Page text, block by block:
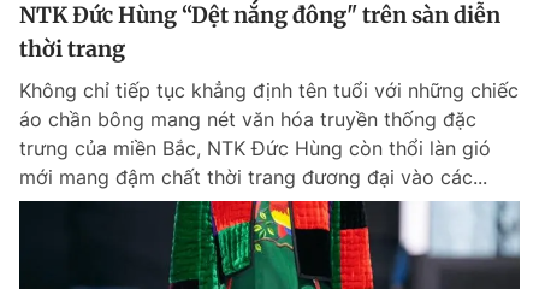
NTK Đức Hùng “Dệt nắng đông" trên sàn diễn
thời trang
Không chỉ tiếp tục khẳng định tên tuổi với những chiếc
áo chần bông mang nét văn hóa truyền thống đặc
trưng của miền Bắc, NTK Đức Hùng còn thổi làn gió
mới mang đậm chất thời trang đương đại vào các...